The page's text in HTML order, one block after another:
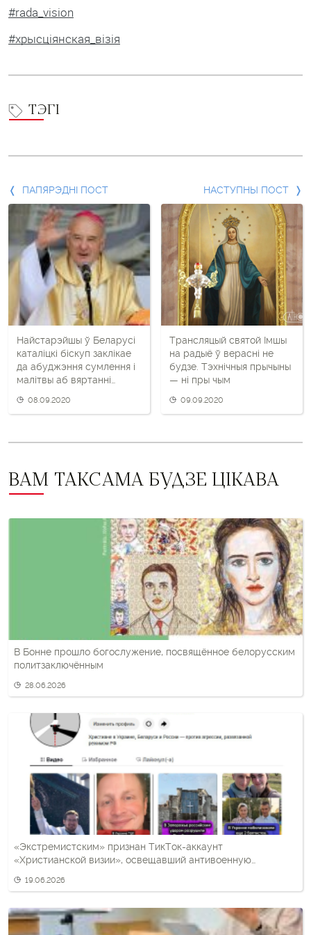
#rada_vision
#хрысціянская_візія
ТЭГІ
Папярэдні
пост
наступны
пост
ПАПЯРЭДНІ ПОСТ
Найстарэйшы ў Беларусі
каталіцкі біскуп заклікае
да абуджэння сумлення і
малітвы аб вяртанні
Кандрусевіча
08.09.2020
НАСТУПНЫ ПОСТ
Трансляцый святой Імшы
на радыё ў верасні не
будзе. Тэхнічныя прычыны
— ні пры чым
09.09.2020
ВАМ ТАКСАМА БУДЗЕ ЦІКАВА
В Бонне прошло богослужение, посвящённое белорусским
политзаключённым
28.06.2026
«Экстремистским» признан ТикТок-аккаунт
«Христианской визии», освещавший антивоенную
19.06.2026